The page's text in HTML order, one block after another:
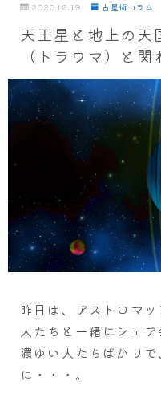
2020.12.19 占星術コラム
天王星と地上の天
（トラウマ）と関
昨日は、アストロマ
人たちと一緒にシェ
濃ゆい人たちばかり
に・・・。